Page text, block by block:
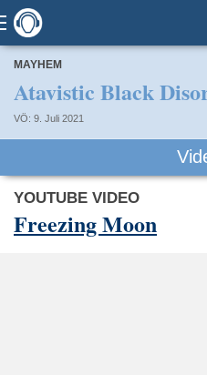
MAYHEM
Atavistic Black
VÖ: 9. Juli 2021
YOUTUBE VIDEO
Freezing Moon